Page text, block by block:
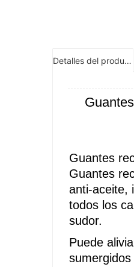
Detalles del producto
Guantes
Guantes
anti-aceite,
todos los
sudor.
Puede